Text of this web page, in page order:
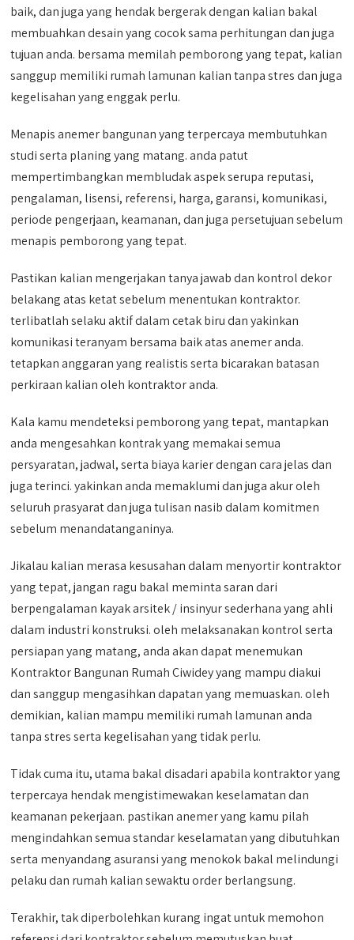
baik, dan juga yang hendak bergerak dengan kalian bakal
membuahkan desain yang cocok sama perhitungan dan juga
tujuan anda. bersama memilah pemborong yang tepat, kalian
sanggup memiliki rumah lamunan kalian tanpa stres dan juga
kegelisahan yang enggak perlu.
Menapis anemer bangunan yang terpercaya membutuhkan
studi serta planing yang matang. anda patut
mempertimbangkan membludak aspek serupa reputasi,
pengalaman, lisensi, referensi, harga, garansi, komunikasi,
periode pengerjaan, keamanan, dan juga persetujuan sebelum
menapis pemborong yang tepat.
Pastikan kalian mengerjakan tanya jawab dan kontrol dekor
belakang atas ketat sebelum menentukan kontraktor.
terlibatlah selaku aktif dalam cetak biru dan yakinkan
komunikasi teranyam bersama baik atas anemer anda.
tetapkan anggaran yang realistis serta bicarakan batasan
perkiraan kalian oleh kontraktor anda.
Kala kamu mendeteksi pemborong yang tepat, mantapkan
anda mengesahkan kontrak yang memakai semua
persyaratan, jadwal, serta biaya karier dengan cara jelas dan
juga terinci. yakinkan anda memaklumi dan juga akur oleh
seluruh prasyarat dan juga tulisan nasib dalam komitmen
sebelum menandatanganinya.
Jikalau kalian merasa kesusahan dalam menyortir kontraktor
yang tepat, jangan ragu bakal meminta saran dari
berpengalaman kayak arsitek / insinyur sederhana yang ahli
dalam industri konstruksi. oleh melaksanakan kontrol serta
persiapan yang matang, anda akan dapat menemukan
Kontraktor Bangunan Rumah Ciwidey yang mampu diakui
dan sanggup mengasihkan dapatan yang memuaskan. oleh
demikian, kalian mampu memiliki rumah lamunan anda
tanpa stres serta kegelisahan yang tidak perlu.
Tidak cuma itu, utama bakal disadari apabila kontraktor yang
terpercaya hendak mengistimewakan keselamatan dan
keamanan pekerjaan. pastikan anemer yang kamu pilah
mengindahkan semua standar keselamatan yang dibutuhkan
serta menyandang asuransi yang menokok bakal melindungi
pelaku dan rumah kalian sewaktu order berlangsung.
Terakhir, tak diperbolehkan kurang ingat untuk memohon